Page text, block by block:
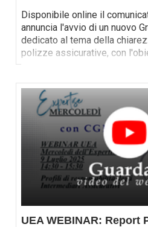
Disponibile online il
annuncia l'avvio di un nuovo
dedicato al tema della
polizze assicurative, con
UEA WEBINAR: Report